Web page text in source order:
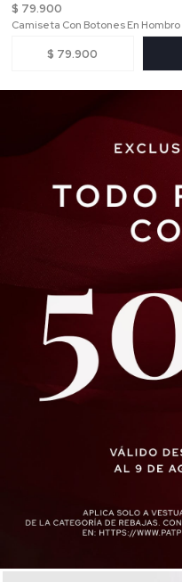
$ 79.900
Camiseta Con Botones En Hombro
$ 79.900